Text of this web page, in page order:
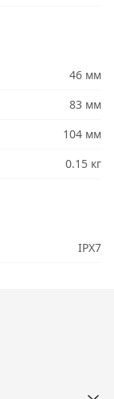
46 мм
83 мм
104 мм
0.15 кг
IPX7